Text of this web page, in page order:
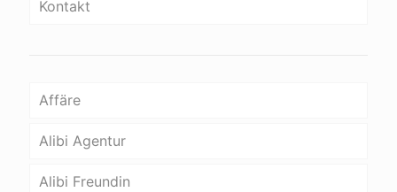
Kontakt
Affäre
Alibi Agentur
Alibi Freundin